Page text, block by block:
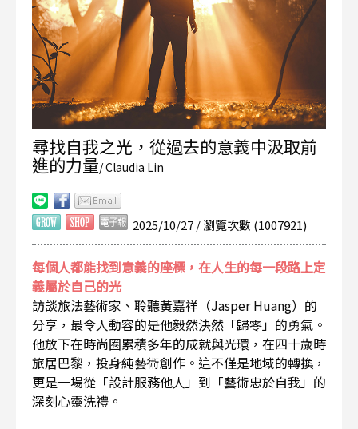
尋找自我之光，從過去的意義中汲取前
進的力量/ Claudia Lin
2025/10/27 / 瀏覽次數 (1007921)
每個人都能找到意義的座標，在人生的每一段路上定
義屬於自己的光
訪談旅法藝術家、聆聽黃嘉祥（Jasper Huang）的
分享，最令人動容的是他毅然決然「歸零」的勇氣。
他放下在時尚圈累積多年的成就與光環，在四十歲時
旅居巴黎，投身純藝術創作。這不僅是地域的轉換，
更是一場從「設計服務他人」到「藝術忠於自我」的
深刻心靈洗禮。